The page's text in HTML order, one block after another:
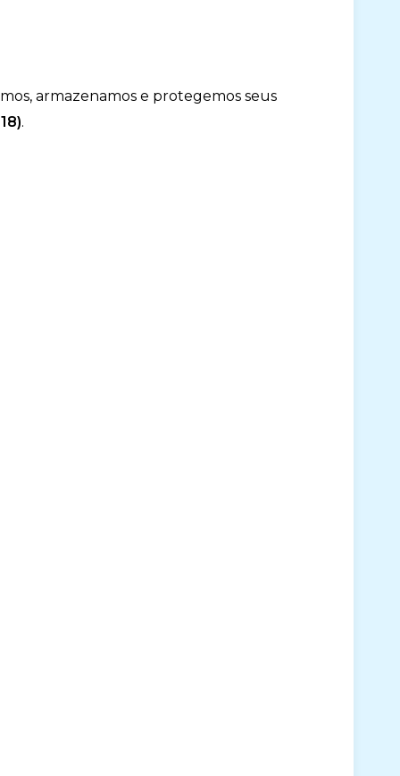
armazenamos e protegemos seus
.